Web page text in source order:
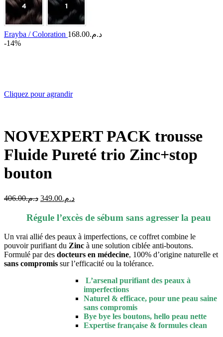
Erayba / Coloration د.م.168.00
-14%
Cliquez pour agrandir
NOVEXPERT PACK trousse
Fluide Pureté trio Zinc+stop
bouton
د.م.406.00
Le
initial
était :
د.م.406.00.
د.م.349.00
Le
actuel
د.م.349.00.
️Régule l’excès de sébum sans agresser la peau️
Un vrai allié des peaux à imperfections, ce coffret combine le
pouvoir purifiant du Zinc à une solution ciblée anti-boutons.
Formulé par des docteurs en médecine, 100% d’origine naturelle et
sans compromis sur l’efficacité ou la tolérance.
L’arsenal purifiant des peaux à
imperfections
Naturel & efficace, pour une peau saine
sans compromis
Bye bye les boutons, hello peau nette
Expertise française & formules clean